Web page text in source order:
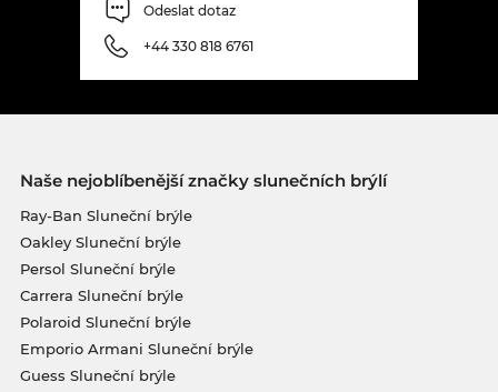
Odeslat dotaz
+44 330 818 6761
Naše nejoblíbenější značky slunečních brýlí
Ray-Ban Sluneční brýle
Oakley Sluneční brýle
Persol Sluneční brýle
Carrera Sluneční brýle
Polaroid Sluneční brýle
Emporio Armani Sluneční brýle
Guess Sluneční brýle